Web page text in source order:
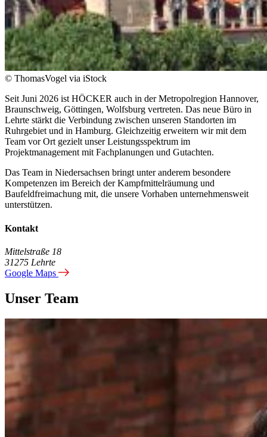
© ThomasVogel via iStock
Seit Juni 2026 ist HÖCKER auch in der Metropolregion Hannover,
Braunschweig, Göttingen, Wolfsburg vertreten. Das neue Büro in
Lehrte stärkt die Verbindung zwischen unseren Standorten im
Ruhrgebiet und in Hamburg. Gleichzeitig erweitern wir mit dem
Team vor Ort gezielt unser Leistungsspektrum im
Projektmanagement mit Fachplanungen und Gutachten.
Das Team in Niedersachsen bringt unter anderem besondere
Kompetenzen im Bereich der Kampfmittelräumung und
Baufeldfreimachung mit, die unsere Vorhaben unternehmensweit
unterstützen.
Kontakt
Mittelstraße 18
31275 Lehrte
Google Maps
Unser Team